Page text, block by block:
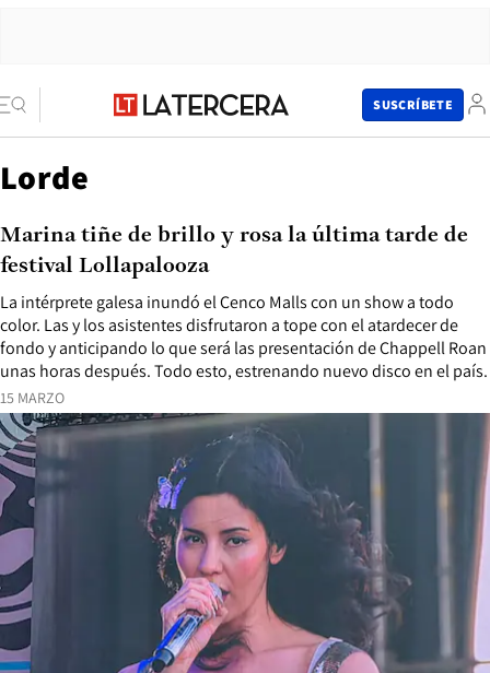
SUSCRÍBETE
Lorde
15 MARZO
La intérprete galesa inundó el Cenco Malls con un show a todo
color. Las y los asistentes disfrutaron a tope con el atardecer de
fondo y anticipando lo que será las presentación de Chappell Roan
unas horas después. Todo esto, estrenando nuevo disco en el país.
Marina tiñe de brillo y rosa la última tarde de
festival Lollapalooza